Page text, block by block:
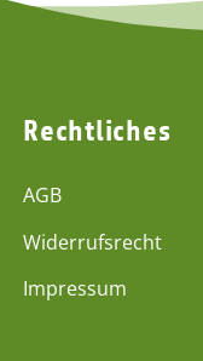
Rechtliches
AGB
Widerrufsrecht
Impressum